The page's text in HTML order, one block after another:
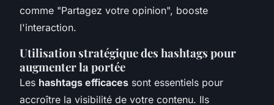
comme "Partagez votre opinion", booste
l'interaction.
Utilisation stratégique des hashtags pour
augmenter la portée
Les hashtags efficaces sont essentiels pour
accroître la visibilité de votre contenu. Ils